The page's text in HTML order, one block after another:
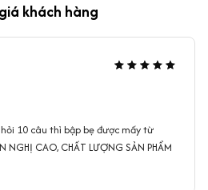
khách hàng
10 câu thì bập bẹ được mấy từ
NGHỊ CAO, CHẤT LƯỢNG SẢN PHẨM